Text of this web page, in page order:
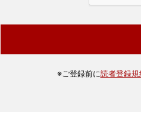
※ご登録前に読者登録規